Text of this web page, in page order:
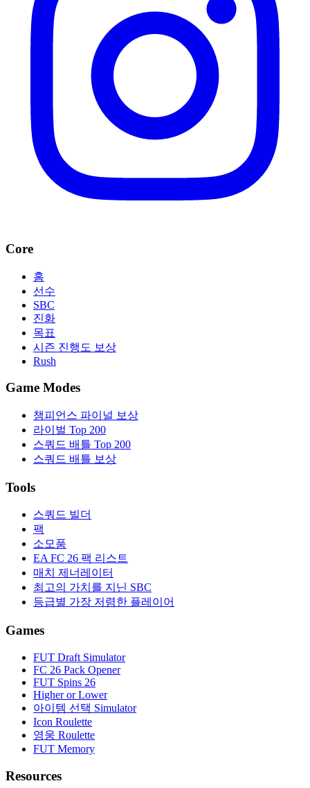
Core
홈
선수
SBC
진화
목표
시즌 진행도 보상
Rush
Game Modes
챔피언스 파이널 보상
라이벌 Top 200
스쿼드 배틀 Top 200
스쿼드 배틀 보상
Tools
스쿼드 빌더
팩
소모품
EA FC 26 팩 리스트
매치 제너레이터
최고의 가치를 지닌 SBC
등급별 가장 저렴한 플레이어
Games
FUT Draft Simulator
FC 26 Pack Opener
FUT Spins 26
Higher or Lower
아이템 선택 Simulator
Icon Roulette
영웅 Roulette
FUT Memory
Resources